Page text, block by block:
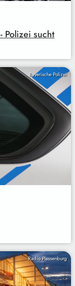
Polizei sucht
Bayerische Polizei
Radio Plassenburg